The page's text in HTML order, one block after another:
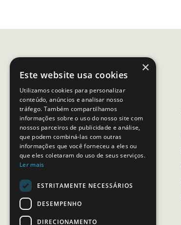
INFORMAÇÕES
A Minha Conta
Favoritos
As Lojas MCS
Sobre Nós
Guia de Tamanhos
×
Este website usa cookies
Utilizamos cookies para personalizar
conteúdo, anúncios e analisar nosso
tráfego. Também compartilhamos
informações sobre o uso do nosso site com
nossos parceiros de publicidade e análise,
que podem combiná-las com outras
informações que você forneceu a eles ou
que eles coletaram do uso de seus serviços.
Ler mais
ESTRITAMENTE NECESSÁRIOS
DESEMPENHO
DIRECIONAMENTO